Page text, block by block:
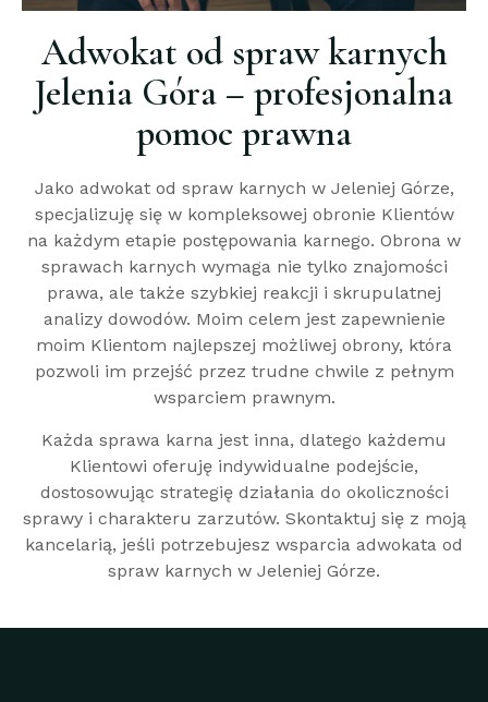
Adwokat od spraw karnych
Jelenia Góra – profesjonalna
pomoc prawna
Jako adwokat od spraw karnych w Jeleniej Górze,
specjalizuję się w kompleksowej obronie Klientów
na każdym etapie postępowania karnego. Obrona w
sprawach karnych wymaga nie tylko znajomości
prawa, ale także szybkiej reakcji i skrupulatnej
analizy dowodów. Moim celem jest zapewnienie
moim Klientom najlepszej możliwej obrony, która
pozwoli im przejść przez trudne chwile z pełnym
wsparciem prawnym.
Każda sprawa karna jest inna, dlatego każdemu
Klientowi oferuję indywidualne podejście,
dostosowując strategię działania do okoliczności
sprawy i charakteru zarzutów. Skontaktuj się z moją
kancelarią, jeśli potrzebujesz wsparcia adwokata od
spraw karnych w Jeleniej Górze.